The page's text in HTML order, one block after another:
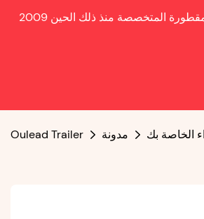
المتخصصة منذ ذلك الحين
Oulead Trailer مدونة الخاصة بك